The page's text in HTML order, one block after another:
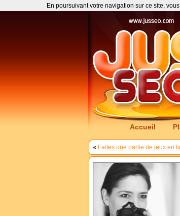
Accueil
« Faites une partie de jeux en
En poursuivant votre navigation sur ce site,